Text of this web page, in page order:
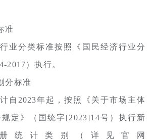
准
业分类标准按照《国民经济行业分
2017）执行。
分标准
自2023年起，按照《关于市场主体
定》（国统字[2023]14号）执行新
统计类别（详见官网